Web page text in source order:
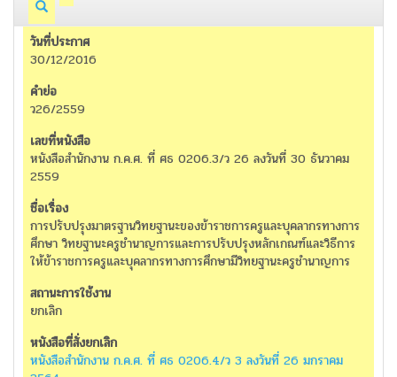
30/12/2016
ว26/2559
หนังสือสำนักงาน ก.ค.ศ. ที่ ศธ 0206.3/ว 26 ลงวันที่ 30 ธันวาคม
2559
การปรับปรุงมาตรฐานวิทยฐานะของข้าราชการครูและบุคลากรทางการ
ศึกษา วิทยฐานะครูชำนาญการและการปรับปรุงหลักเกณฑ์และวิธีการ
ให้ข้าราชการครูและบุคลากรทางการศึกษามีวิทยฐานะครูชำนาญการ
ยกเลิก
หนังสือสำนักงาน ก.ค.ศ. ที่ ศธ 0206.4/ว 3 ลงวันที่ 26 มกราคม